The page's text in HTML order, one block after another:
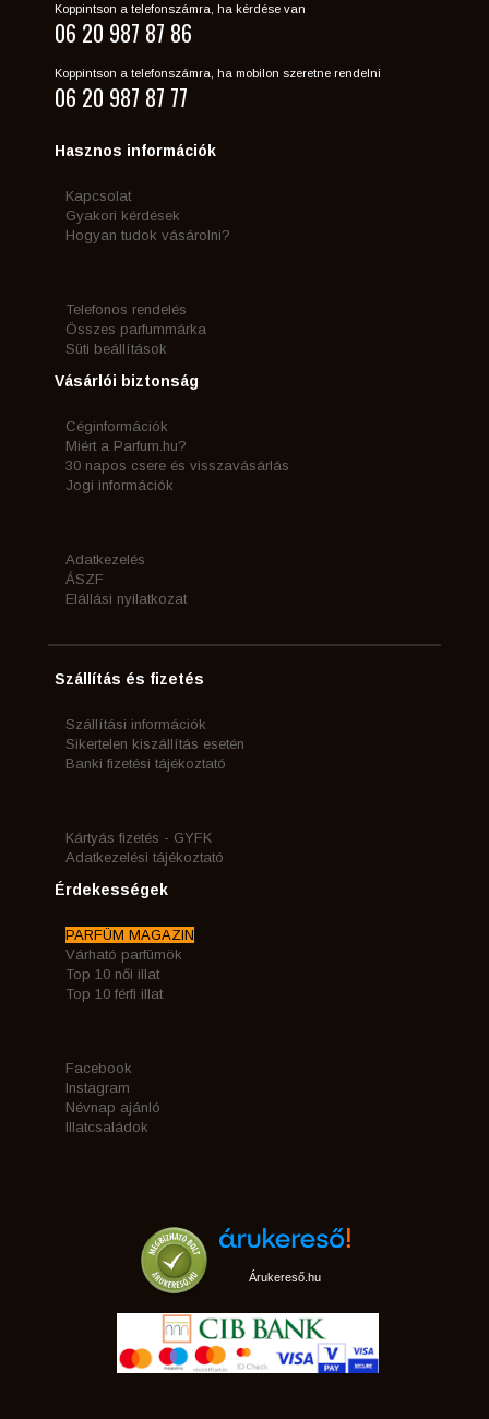
Koppintson a telefonszámra, ha kérdése van
06 20 987 87 86
Koppintson a telefonszámra, ha mobilon szeretne rendelni
06 20 987 87 77
Hasznos információk
Kapcsolat
Gyakori kérdések
Hogyan tudok vásárolni?
Telefonos rendelés
Összes parfummárka
Süti beállítások
Vásárlói biztonság
Céginformációk
Miért a Parfum.hu?
30 napos csere és visszavásárlás
Jogi információk
Adatkezelés
ÁSZF
Elállási nyilatkozat
Szállítás és fizetés
Szállítási információk
Sikertelen kiszállítás esetén
Banki fizetési tájékoztató
Kártyás fizetés - GYFK
Adatkezelési tájékoztató
Érdekességek
PARFÜM MAGAZIN
Várható parfümök
Top 10 női illat
Top 10 férfi illat
Facebook
Instagram
Névnap ajánló
Illatcsaládok
Árukereső.hu